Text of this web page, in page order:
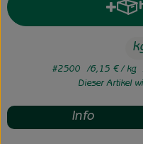
#2500 6,15 €/ kg
Dieser Artikel
Info